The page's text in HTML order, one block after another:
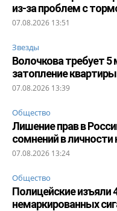
из-за проблем с
07.08.2026 13:51
Звезды
Волочкова требует 5
затопление
07.08.2026 13:39
Общество
Лишение прав в
сомнений в личности
07.08.2026 13:24
Общество
Полицейские изъяли
немаркированных